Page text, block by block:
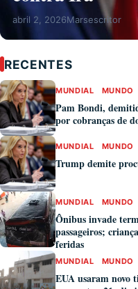
abril 2, 2026Marsescritor
RECENTES
MUNDIAL MUNDO
Pam Bondi,
por cobranças de
MUNDIAL MUNDO
Trump demite
MUNDIAL MUNDO
Ônibus invade
passageiros;
feridas
MUNDIAL MUNDO
EUA usaram novo